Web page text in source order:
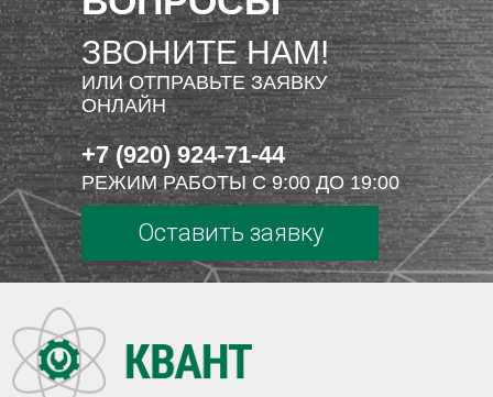
ЗВОНИТЕ НАМ!
ИЛИ ОТПРАВЬТЕ ЗАЯВКУ
ОНЛАЙН
+7 (920) 924-71-44
РЕЖИМ РАБОТЫ С 9:00 ДО 19:00
Оставить заявку